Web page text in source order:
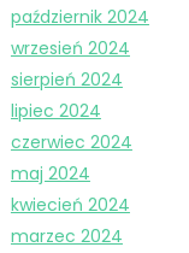
październik 2024
wrzesień 2024
sierpień 2024
lipiec 2024
czerwiec 2024
maj 2024
kwiecień 2024
marzec 2024